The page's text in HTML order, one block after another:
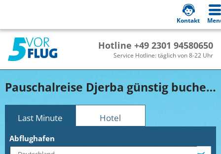
Hotline +49 2301 94580650
Service Hotline: täglich von 8-22 Uhr
Kontakt
Pauschalreise Djerba günstig buchen!
Last Minute Hotel
Abflughafen